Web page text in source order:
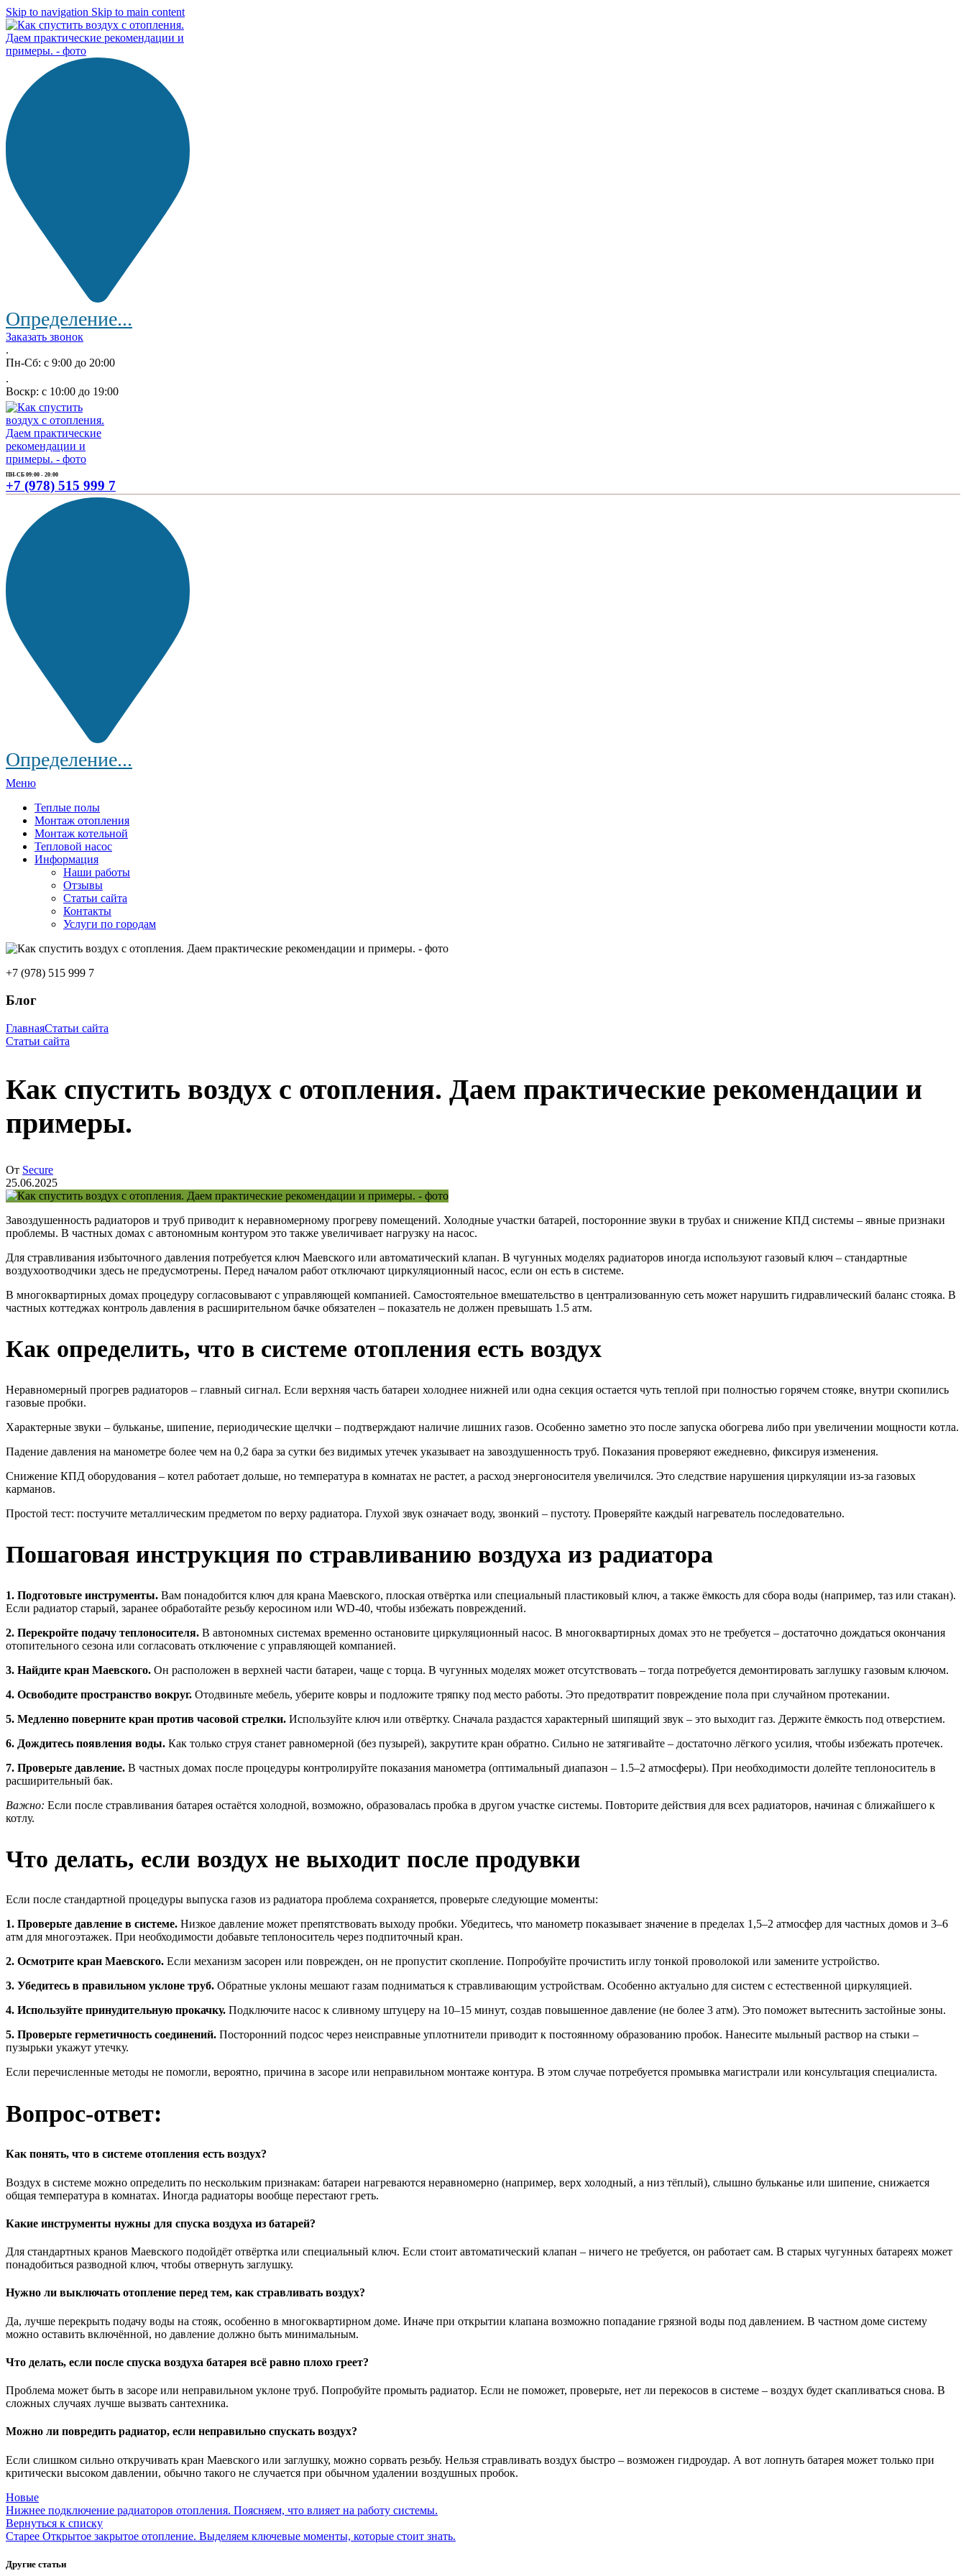
Skip to navigation Skip to main content
Определение...
Заказать звонок
.
Пн-Сб: с 9:00 до 20:00
.
Воскр: с 10:00 до 19:00
ПН-СБ 09:00 - 20:00
+7 (978) 515 999 7
Определение...
Меню
Теплые полы
Монтаж отопления
Монтаж котельной
Тепловой насос
Информация
Наши работы
Отзывы
Статьи сайта
Контакты
Услуги по городам
+7 (978) 515 999 7
Блог
ГлавнаяСтатьи сайта
Статьи сайта
Как спустить воздух с отопления. Даем практические рекомендации и
примеры.
От Secure
25.06.2025
Завоздушенность радиаторов и труб приводит к неравномерному прогреву помещений. Холодные участки батарей, посторонние звуки в трубах и снижение КПД системы – явные признаки
проблемы. В частных домах с автономным контуром это также увеличивает нагрузку на насос.
Для стравливания избыточного давления потребуется ключ Маевского или автоматический клапан. В чугунных моделях радиаторов иногда используют газовый ключ – стандартные
воздухоотводчики здесь не предусмотрены. Перед началом работ отключают циркуляционный насос, если он есть в системе.
В многоквартирных домах процедуру согласовывают с управляющей компанией. Самостоятельное вмешательство в централизованную сеть может нарушить гидравлический баланс стояка. В
частных коттеджах контроль давления в расширительном бачке обязателен – показатель не должен превышать 1.5 атм.
Как определить, что в системе отопления есть воздух
Неравномерный прогрев радиаторов – главный сигнал. Если верхняя часть батареи холоднее нижней или одна секция остается чуть теплой при полностью горячем стояке, внутри скопились
газовые пробки.
Характерные звуки – бульканье, шипение, периодические щелчки – подтверждают наличие лишних газов. Особенно заметно это после запуска обогрева либо при увеличении мощности котла.
Падение давления на манометре более чем на 0,2 бара за сутки без видимых утечек указывает на завоздушенность труб. Показания проверяют ежедневно, фиксируя изменения.
Снижение КПД оборудования – котел работает дольше, но температура в комнатах не растет, а расход энергоносителя увеличился. Это следствие нарушения циркуляции из-за газовых
карманов.
Простой тест: постучите металлическим предметом по верху радиатора. Глухой звук означает воду, звонкий – пустоту. Проверяйте каждый нагреватель последовательно.
Пошаговая инструкция по стравливанию воздуха из радиатора
1. Подготовьте инструменты. Вам понадобится ключ для крана Маевского, плоская отвёртка или специальный пластиковый ключ, а также ёмкость для сбора воды (например, таз или стакан).
Если радиатор старый, заранее обработайте резьбу керосином или WD-40, чтобы избежать повреждений.
2. Перекройте подачу теплоносителя. В автономных системах временно остановите циркуляционный насос. В многоквартирных домах это не требуется – достаточно дождаться окончания
отопительного сезона или согласовать отключение с управляющей компанией.
3. Найдите кран Маевского. Он расположен в верхней части батареи, чаще с торца. В чугунных моделях может отсутствовать – тогда потребуется демонтировать заглушку газовым ключом.
4. Освободите пространство вокруг. Отодвиньте мебель, уберите ковры и подложите тряпку под место работы. Это предотвратит повреждение пола при случайном протекании.
5. Медленно поверните кран против часовой стрелки. Используйте ключ или отвёртку. Сначала раздастся характерный шипящий звук – это выходит газ. Держите ёмкость под отверстием.
6. Дождитесь появления воды. Как только струя станет равномерной (без пузырей), закрутите кран обратно. Сильно не затягивайте – достаточно лёгкого усилия, чтобы избежать протечек.
7. Проверьте давление. В частных домах после процедуры контролируйте показания манометра (оптимальный диапазон – 1.5–2 атмосферы). При необходимости долейте теплоноситель в
расширительный бак.
Важно: Если после стравливания батарея остаётся холодной, возможно, образовалась пробка в другом участке системы. Повторите действия для всех радиаторов, начиная с ближайшего к
котлу.
Что делать, если воздух не выходит после продувки
Если после стандартной процедуры выпуска газов из радиатора проблема сохраняется, проверьте следующие моменты:
1. Проверьте давление в системе. Низкое давление может препятствовать выходу пробки. Убедитесь, что манометр показывает значение в пределах 1,5–2 атмосфер для частных домов и 3–6
атм для многоэтажек. При необходимости добавьте теплоноситель через подпиточный кран.
2. Осмотрите кран Маевского. Если механизм засорен или поврежден, он не пропустит скопление. Попробуйте прочистить иглу тонкой проволокой или замените устройство.
3. Убедитесь в правильном уклоне труб. Обратные уклоны мешают газам подниматься к стравливающим устройствам. Особенно актуально для систем с естественной циркуляцией.
4. Используйте принудительную прокачку. Подключите насос к сливному штуцеру на 10–15 минут, создав повышенное давление (не более 3 атм). Это поможет вытеснить застойные зоны.
5. Проверьте герметичность соединений. Посторонний подсос через неисправные уплотнители приводит к постоянному образованию пробок. Нанесите мыльный раствор на стыки –
пузырьки укажут утечку.
Если перечисленные методы не помогли, вероятно, причина в засоре или неправильном монтаже контура. В этом случае потребуется промывка магистрали или консультация специалиста.
Вопрос-ответ:
Как понять, что в системе отопления есть воздух?
Воздух в системе можно определить по нескольким признакам: батареи нагреваются неравномерно (например, верх холодный, а низ тёплый), слышно бульканье или шипение, снижается
общая температура в комнатах. Иногда радиаторы вообще перестают греть.
Какие инструменты нужны для спуска воздуха из батарей?
Для стандартных кранов Маевского подойдёт отвёртка или специальный ключ. Если стоит автоматический клапан – ничего не требуется, он работает сам. В старых чугунных батареях может
понадобиться разводной ключ, чтобы отвернуть заглушку.
Нужно ли выключать отопление перед тем, как стравливать воздух?
Да, лучше перекрыть подачу воды на стояк, особенно в многоквартирном доме. Иначе при открытии клапана возможно попадание грязной воды под давлением. В частном доме систему
можно оставить включённой, но давление должно быть минимальным.
Что делать, если после спуска воздуха батарея всё равно плохо греет?
Проблема может быть в засоре или неправильном уклоне труб. Попробуйте промыть радиатор. Если не поможет, проверьте, нет ли перекосов в системе – воздух будет скапливаться снова. В
сложных случаях лучше вызвать сантехника.
Можно ли повредить радиатор, если неправильно спускать воздух?
Если слишком сильно откручивать кран Маевского или заглушку, можно сорвать резьбу. Нельзя стравливать воздух быстро – возможен гидроудар. А вот лопнуть батарея может только при
критически высоком давлении, обычно такого не случается при обычном удалении воздушных пробок.
Новые
Нижнее подключение радиаторов отопления. Поясняем, что влияет на работу системы.
Вернуться к списку
Старее Открытое закрытое отопление. Выделяем ключевые моменты, которые стоит знать.
Другие статьи